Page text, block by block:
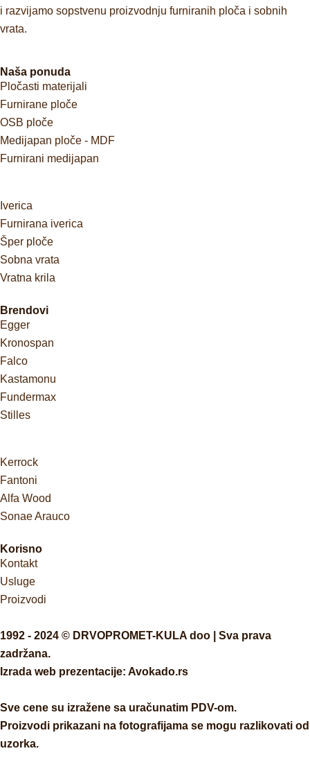
i razvijamo sopstvenu proizvodnju furniranih ploča i sobnih
vrata.
Naša ponuda
Pločasti materijali
Furnirane ploče
OSB ploče
Medijapan ploče - MDF
Furnirani medijapan
Iverica
Furnirana iverica
Šper ploče
Sobna vrata
Vratna krila
Brendovi
Egger
Kronospan
Falco
Kastamonu
Fundermax
Stilles
Kerrock
Fantoni
Alfa Wood
Sonae Arauco
Korisno
Kontakt
Usluge
Proizvodi
1992 - 2024 © DRVOPROMET-KULA doo | Sva prava
zadržana.
Izrada web prezentacije: Avokado.rs
Sve cene su izražene sa uračunatim PDV-om.
Proizvodi prikazani na fotografijama se mogu razlikovati od
uzorka.